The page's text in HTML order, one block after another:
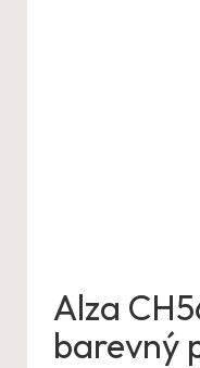
Alza
barevný